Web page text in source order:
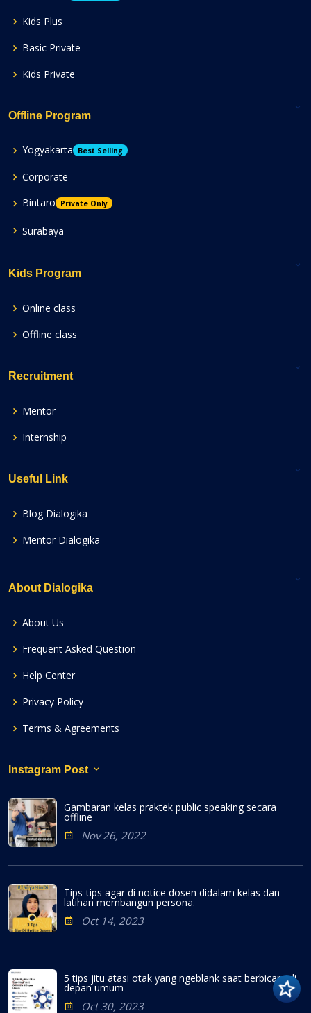
Kids Plus
Basic Private
Kids Private
Offline Program
Yogyakarta Best Selling
Corporate
Bintaro
Private Only
Surabaya
Kids Program
Online class
Offline class
Recruitment
Mentor
Internship
Useful Link
Blog Dialogika
Mentor Dialogika
About Dialogika
About Us
Frequent Asked Question
Help Center
Privacy Policy
Terms & Agreements
Instagram Post
Gambaran kelas praktek public speaking secara
offline
Nov 26, 2022
Tips-tips agar di notice dosen didalam kelas dan
latihan membangun persona.
Oct 14, 2023
5 tips jitu atasi otak yang ngeblank saat berbicara di
depan umum
Oct 30, 2023